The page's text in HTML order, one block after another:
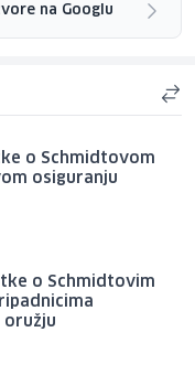
na Googlu
o Schmidtovom
osiguranju
o Schmidtovim
oružju